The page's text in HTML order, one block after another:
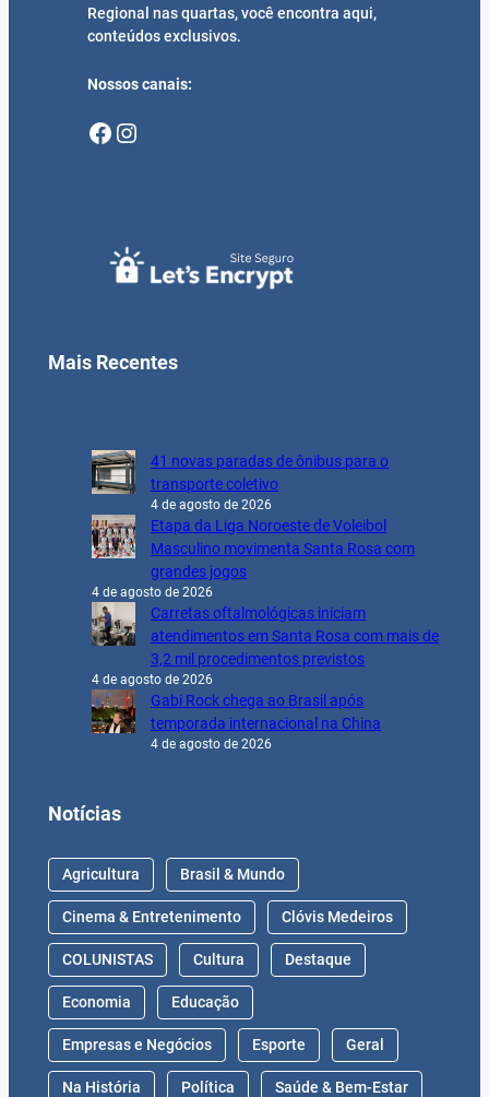
Regional nas quartas, você encontra aqui,
conteúdos exclusivos.
Nossos canais:
Facebook Instagram
Mais Recentes
41 novas paradas de ônibus para o
transporte coletivo
4 de agosto de 2026
Etapa da Liga Noroeste de Voleibol
Masculino movimenta Santa Rosa com
grandes jogos
4 de agosto de 2026
Carretas oftalmológicas iniciam
atendimentos em Santa Rosa com mais de
3,2 mil procedimentos previstos
4 de agosto de 2026
Gabi Rock chega ao Brasil após
temporada internacional na China
4 de agosto de 2026
Notícias
Agricultura Brasil & Mundo
Cinema & Entretenimento Clóvis Medeiros
COLUNISTAS Cultura Destaque
Economia Educação
Empresas e Negócios Esporte Geral
Na História Política Saúde & Bem-Estar